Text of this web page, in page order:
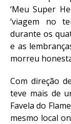
‘Meu Super
‘viagem no
durante os
e as
morreu
Com direção
teve mais de
Favela do
mesmo local